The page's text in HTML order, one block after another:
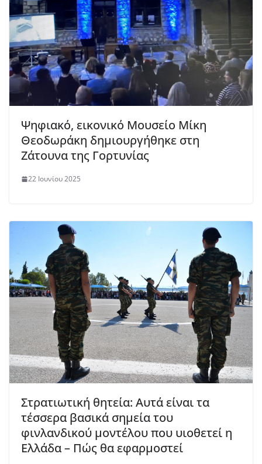
Ψηφιακό, εικονικό Μουσείο Μίκη
Θεοδωράκη δημιουργήθηκε στη
Ζάτουνα της Γορτυνίας
22 Ιουνίου 2025
Στρατιωτική θητεία: Αυτά είναι τα
τέσσερα βασικά σημεία του
φινλανδικού μοντέλου που υιοθετεί η
Ελλάδα – Πώς θα εφαρμοστεί